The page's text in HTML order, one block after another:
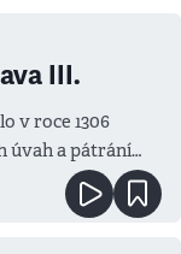
III.
úvah a pátrání